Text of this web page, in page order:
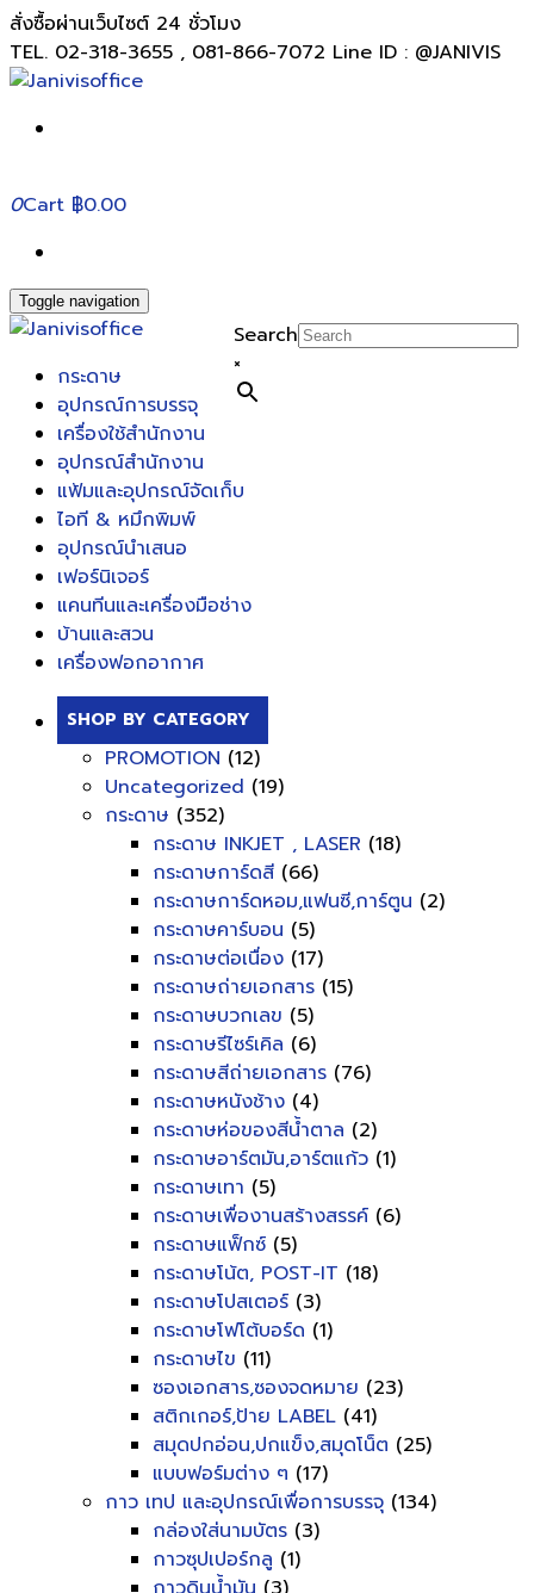
สั่งซื้อผ่านเว็บไซต์ 24 ชั่วโมง
TEL. 02-318-3655 , 081-866-7072 Line ID : @JANIVIS
0Cart ฿0.00
Toggle navigation
Search
×
กระดาษ
อุปกรณ์การบรรจุ
เครื่องใช้สำนักงาน
อุปกรณ์สำนักงาน
แฟ้มและอุปกรณ์จัดเก็บ
ไอที & หมึกพิมพ์
อุปกรณ์นำเสนอ
เฟอร์นิเจอร์
แคนทีนและเครื่องมือช่าง
บ้านและสวน
เครื่องฟอกอากาศ
SHOP BY CATEGORY
PROMOTION (12)
Uncategorized (19)
กระดาษ (352)
กระดาษ INKJET , LASER (18)
กระดาษการ์ดสี (66)
กระดาษการ์ดหอม,แฟนซี,การ์ตูน (2)
กระดาษคาร์บอน (5)
กระดาษต่อเนื่อง (17)
กระดาษถ่ายเอกสาร (15)
กระดาษบวกเลข (5)
กระดาษรีไซร์เคิล (6)
กระดาษสีถ่ายเอกสาร (76)
กระดาษหนังช้าง (4)
กระดาษห่อของสีน้ำตาล (2)
กระดาษอาร์ตมัน,อาร์ตแก้ว (1)
กระดาษเทา (5)
กระดาษเพื่องานสร้างสรรค์ (6)
กระดาษแฟ็กซ์ (5)
กระดาษโน้ต, POST-IT (18)
กระดาษโปสเตอร์ (3)
กระดาษโฟโต้บอร์ด (1)
กระดาษไข (11)
ซองเอกสาร,ซองจดหมาย (23)
สติกเกอร์,ป้าย LABEL (41)
สมุดปกอ่อน,ปกแข็ง,สมุดโน็ต (25)
แบบฟอร์มต่าง ๆ (17)
กาว เทป และอุปกรณ์เพื่อการบรรจุ (134)
กล่องใส่นามบัตร (3)
กาวซุปเปอร์กลู (1)